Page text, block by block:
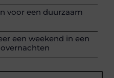
voor een duurzaam
een weekend in een